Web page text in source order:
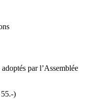
par l’Assemblée
)